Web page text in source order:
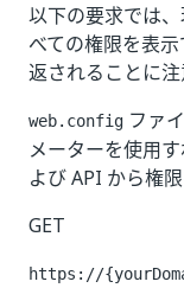
以下の要求では
べての権限を表
返されることに注
web.config ファ
メーターを使用
よび API から権
GET
https://